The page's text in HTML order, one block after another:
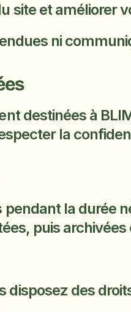
site et améliorer
ni
destinées à
la
la durée
puis
disposez des